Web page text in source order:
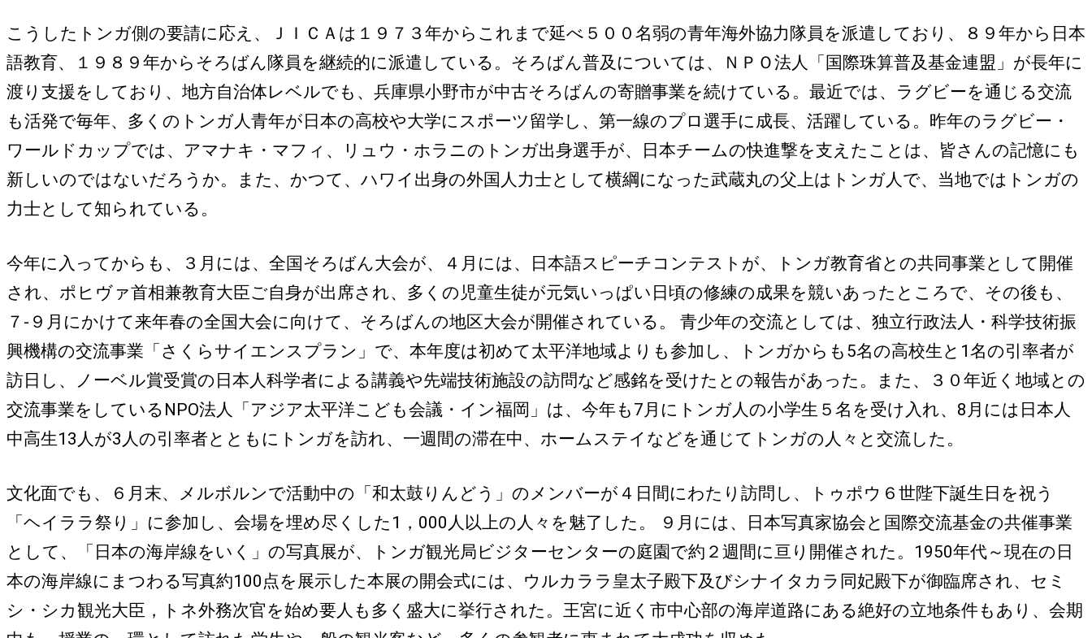
こうしたトンガ側の要請に応え、ＪＩＣＡは１９７３年からこれまで延べ５００名弱の青年海外協力隊員を派遣しており、８９年から日本
語教育、１９８９年からそろばん隊員を継続的に派遣している。そろばん普及については、ＮＰＯ法人「国際珠算普及基金連盟」が長年に
渡り支援をしており、地方自治体レベルでも、兵庫県小野市が中古そろばんの寄贈事業を続けている。最近では、ラグビーを通じる交流
も活発で毎年、多くのトンガ人青年が日本の高校や大学にスポーツ留学し、第一線のプロ選手に成長、活躍している。昨年のラグビー・
ワールドカップでは、アマナキ・マフィ、リュウ・ホラニのトンガ出身選手が、日本チームの快進撃を支えたことは、皆さんの記憶にも
新しいのではないだろうか。また、かつて、ハワイ出身の外国人力士として横綱になった武蔵丸の父上はトンガ人で、当地ではトンガの
力士として知られている。
今年に入ってからも、３月には、全国そろばん大会が、４月には、日本語スピーチコンテストが、トンガ教育省との共同事業として開催
され、ポヒヴァ首相兼教育大臣ご自身が出席され、多くの児童生徒が元気いっぱい日頃の修練の成果を競いあったところで、その後も、
７-９月にかけて来年春の全国大会に向けて、そろばんの地区大会が開催されている。 青少年の交流としては、独立行政法人・科学技術振
興機構の交流事業「さくらサイエンスプラン」で、本年度は初めて太平洋地域よりも参加し、トンガからも5名の高校生と1名の引率者が
訪日し、ノーベル賞受賞の日本人科学者による講義や先端技術施設の訪問など感銘を受けたとの報告があった。また、３０年近く地域との
交流事業をしているNPO法人「アジア太平洋こども会議・イン福岡」は、今年も7月にトンガ人の小学生５名を受け入れ、8月には日本人
中高生13人が3人の引率者とともにトンガを訪れ、一週間の滞在中、ホームステイなどを通じてトンガの人々と交流した。
文化面でも、６月末、メルボルンで活動中の「和太鼓りんどう」のメンバーが４日間にわたり訪問し、トゥポウ６世陛下誕生日を祝う
「ヘイララ祭り」に参加し、会場を埋め尽くした1，000人以上の人々を魅了した。 ９月には、日本写真家協会と国際交流基金の共催事業
として、「日本の海岸線をいく」の写真展が、トンガ観光局ビジターセンターの庭園で約２週間に亘り開催された。1950年代～現在の日
本の海岸線にまつわる写真約100点を展示した本展の開会式には、ウルカララ皇太子殿下及びシナイタカラ同妃殿下が御臨席され、セミ
シ・シカ観光大臣，トネ外務次官を始め要人も多く盛大に挙行された。王宮に近く市中心部の海岸道路にある絶好の立地条件もあり、会期